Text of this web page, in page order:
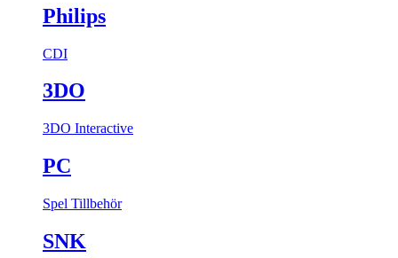
Philips
CDI
3DO
3DO Interactive
PC
Spel Tillbehör
SNK